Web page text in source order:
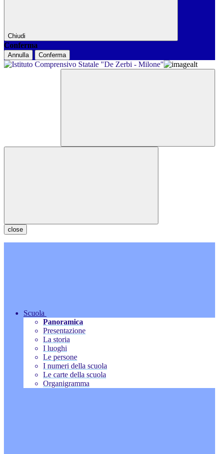
Chiudi
Conferma
Annulla Conferma
close
Scuola
Panoramica
Presentazione
La storia
I luoghi
Le persone
I numeri della scuola
Le carte della scuola
Organigramma